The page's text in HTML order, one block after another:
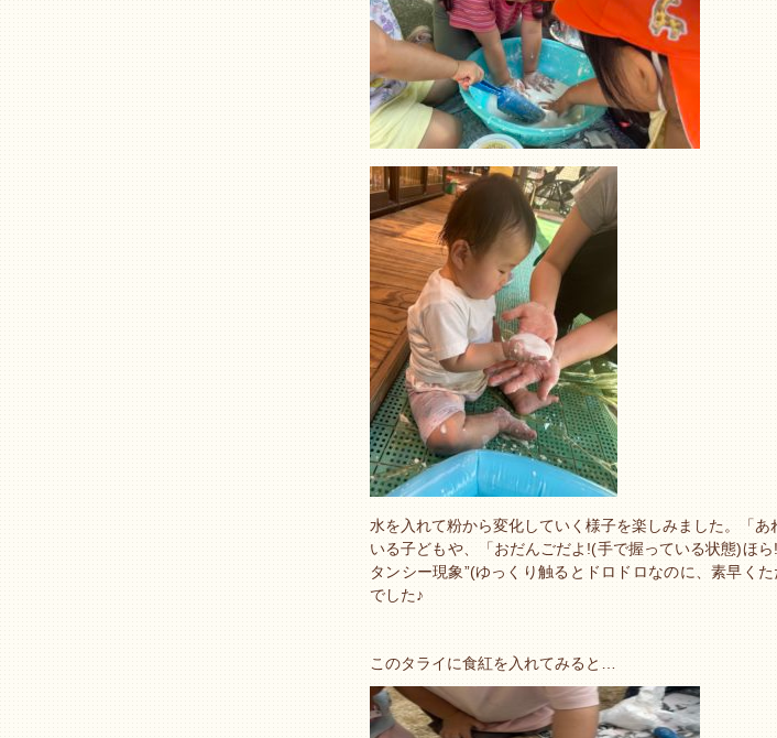
水を入れて粉から変化していく様子を楽しみました。「
いる子どもや、「おだんごだよ!(手で握っている状態)ほ
タンシー現象”(ゆっくり触るとドロドロなのに、素早く
でした♪
このタライに食紅を入れてみると…